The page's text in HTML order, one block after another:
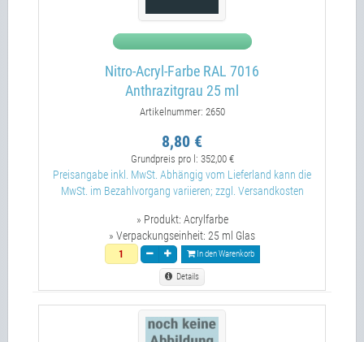
Nitro-Acryl-Farbe RAL 7016
Anthrazitgrau 25 ml
Artikelnummer: 2650
8,80 €
Grundpreis pro l: 352,00 €
Preisangabe inkl. MwSt. Abhängig vom Lieferland kann die
MwSt. im Bezahlvorgang variieren; zzgl. Versandkosten
» Produkt: Acrylfarbe
» Verpackungseinheit: 25 ml Glas
In den Warenkorb
Details